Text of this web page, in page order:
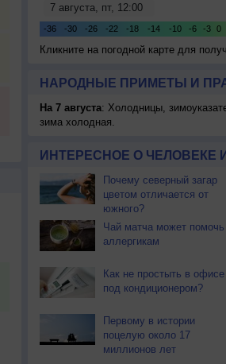
Кликните на погодной карте для
НАРОДНЫЕ ПРИМЕТЫ И
На 7 августа: Холодницы,
зима холодная.
ИНТЕРЕСНОЕ О ЧЕЛОВЕКЕ
Почему северный загар
цветом отличается от
южного?
Чай матча может помочь
аллергикам
Как не простыть в офисе
под кондиционером?
Первому в истории
поцелую около 17
миллионов лет